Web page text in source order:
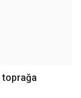
toprağa